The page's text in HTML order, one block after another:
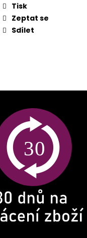
Tisk
Zeptat se
Sdílet